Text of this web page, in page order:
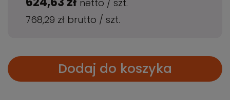
netto / szt.
768,29 zł brutto / szt.
Dodaj do koszyka